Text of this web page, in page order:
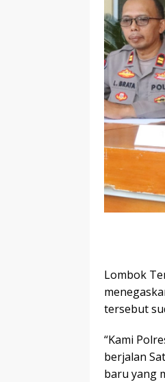
Lombok
tersebut
“Kami
berjalan
baru yang